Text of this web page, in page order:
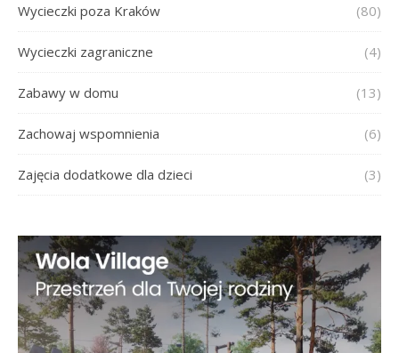
Wycieczki poza Kraków (80)
Wycieczki zagraniczne (4)
Zabawy w domu (13)
Zachowaj wspomnienia (6)
Zajęcia dodatkowe dla dzieci (3)